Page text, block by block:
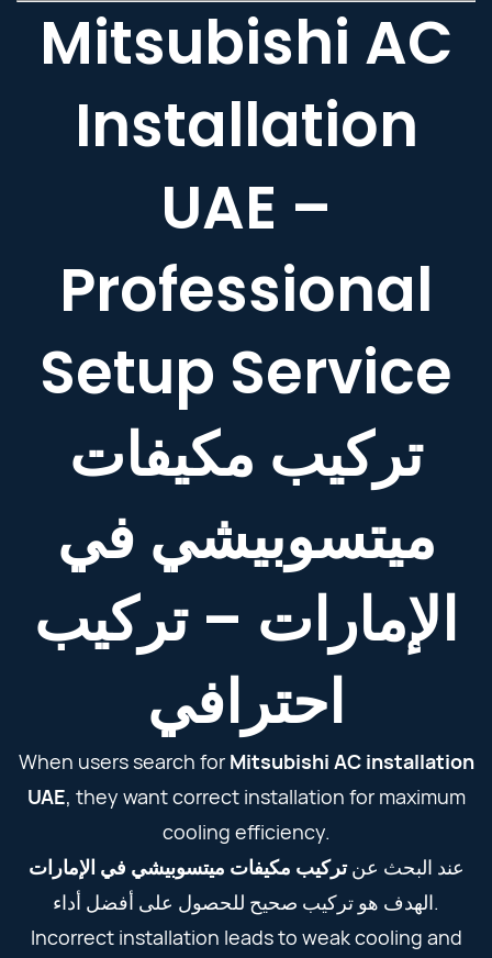
Mitsubishi AC
Installation
UAE –
Professional
Setup Service
تركيب مكيفات
ميتسوبيشي في
الإمارات – تركيب
احترافي
When users search for Mitsubishi AC installation
UAE, they want correct installation for maximum
cooling efficiency.
عند البحث عنتركيب مكيفات ميتسوبيشي في الإمارات
الهدف هو تركيب صحيح للحصول على أفضل أداء.
Incorrect installation leads to weak cooling and